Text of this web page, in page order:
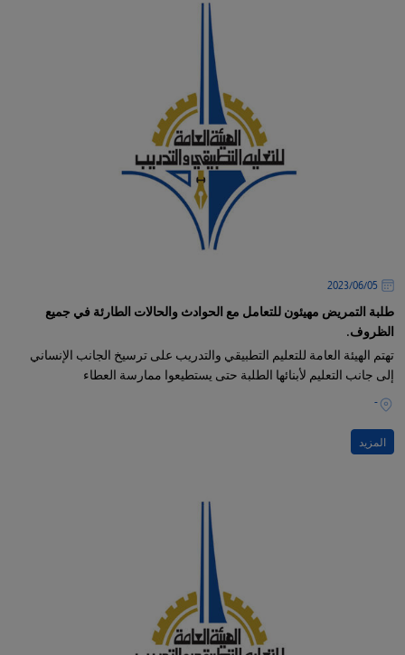
05‏/06‏/2023
طلبة التمريض مهيئون للتعامل مع الحوادث والحالات الطارئة في جميع
الظروف.
تهتم الهيئة العامة للتعليم التطبيقي والتدريب على ترسيخ الجانب الإنساني
إلى جانب التعليم لأبنائها الطلبة حتى يستطيعوا ممارسة العطاء
-
المزيد